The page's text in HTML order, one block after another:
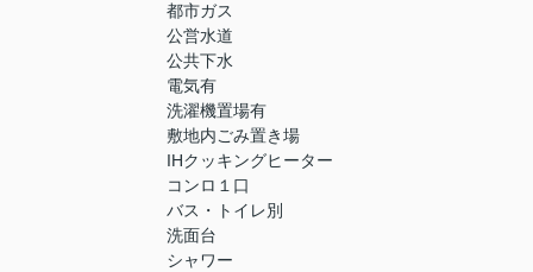
都市ガス
公営水道
公共下水
電気有
洗濯機置場有
敷地内ごみ置き場
IHクッキングヒーター
コンロ１口
バス・トイレ別
洗面台
シャワー